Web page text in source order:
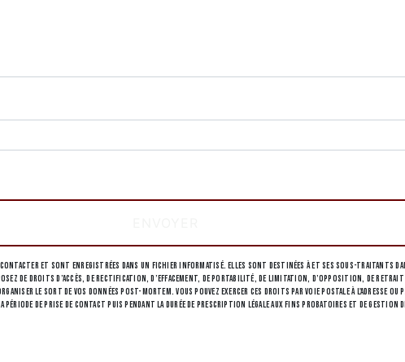
et sont enregistrées dans un fichier informatisé. Elles sont destinées à et ses sous-traitants
de droits d’accès, de rectification, d’effacement, de portabilité, de limitation, d’opposition, de
le sort de vos données post-mortem. Vous pouvez exercer ces droits par voie postale à l'adresse
période de prise de contact puis pendant la durée de prescription légale aux fins probatoires et de